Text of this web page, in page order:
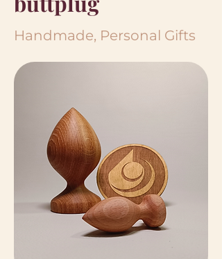
Handmade, Personal Gifts